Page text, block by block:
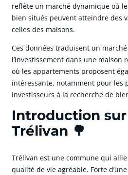
reflète un marché dynamique où
bien situés peuvent atteindre des
celles des maisons.
Ces données traduisent un
l’investissement dans une maison
où les appartements proposent
intéressante, notamment pour les
investisseurs à la recherche de
Introduction
Trélivan 🌳
Trélivan est une commune qui
qualité de vie agréable. Forte